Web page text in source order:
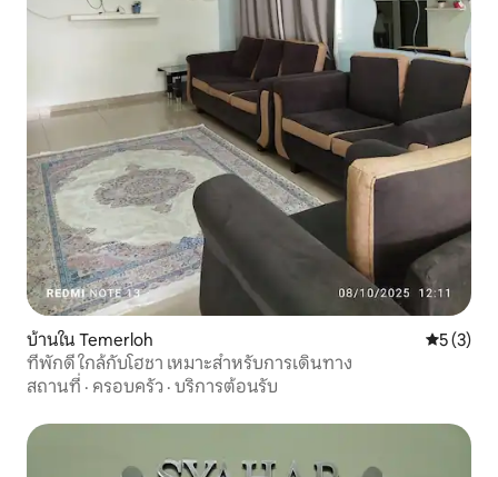
บ้านใน Temerloh คะแนนเฉ
5 (3)
ที่พักดี ใกล้กับโฮชา เหมาะสำหรับการเดินทาง
สถานที่ · ครอบครัว · บริการต้อนรับ